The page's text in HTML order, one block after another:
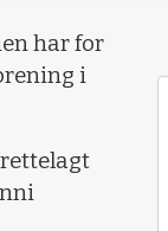
har for
i